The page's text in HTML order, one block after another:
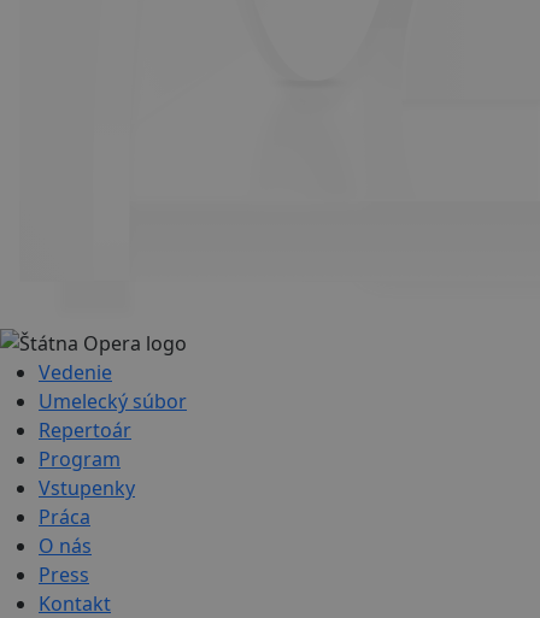
Vedenie
Umelecký súbor
Repertoár
Program
Vstupenky
Práca
O nás
Press
Kontakt